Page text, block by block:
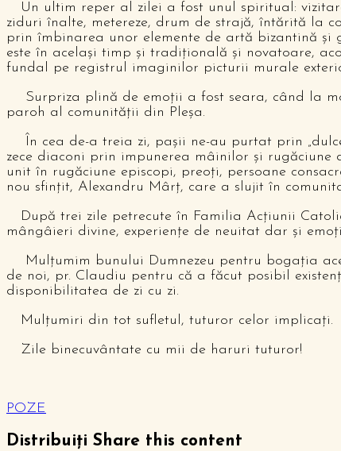
Un ultim reper al zilei a fost unul spiritual:
ziduri înalte, metereze, drum de strajă, întărită la
prin îmbinarea unor elemente de artă bizantină și
este în același timp și tradițională și novatoare,
fundal pe registrul imaginilor picturii murale
Surpriza plină de emoții a fost seara, când la
paroh al comunității din Pleșa.
În cea de-a treia zi, pașii ne-au purtat prin
zece diaconi prin impunerea mâinilor și rugăciune
unit în rugăciune episcopi, preoți, persoane
nou sfințit, Alexandru Mârț, care a slujit în
După trei zile petrecute în Familia Acțiunii
mângâieri divine, experiențe de neuitat dar și
Mulțumim bunului Dumnezeu pentru bogația
de noi, pr. Claudiu pentru că a făcut posibil
disponibilitatea de zi cu zi.
Mulțumiri din tot sufletul, tuturor celor implicați.
Zile binecuvântate cu mii de haruri tuturor!
POZE
Distribuiți Share this content